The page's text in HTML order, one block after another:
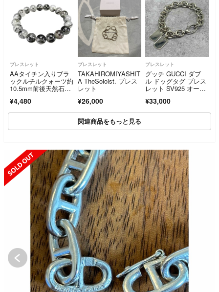
ブレスレット
AAタイチン入りブラ
ックルチルクォーツ約
10.5mm前後天然石ブ
ライム
¥4,480
ブレスレット
TAKAHIROMIYASHIT
A TheSoloist. ブレス
レット
¥26,000
ブレスレット
グッチ GUCCI ダブ
ル ドッグタグ ブレス
レット SV925 オール
¥33,000
関連商品をもっと見る
SOLD OUT